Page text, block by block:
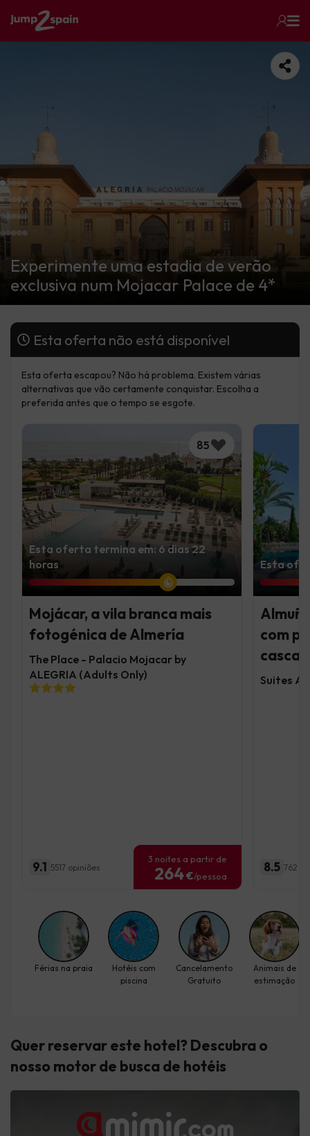
Experimente uma estadia de verão
exclusiva num Mojacar Palace de 4*
Esta oferta não está disponível
Esta oferta escapou? Não há problema. Existem várias
alternativas que vão certamente conquistar. Escolha a
preferida antes que o tempo se esgote.
85
Esta oferta termina em: 6 dias 22
horas
Mojácar, a vila branca mais
fotogénica de Almería
The Place - Palacio Mojacar by
ALEGRIA (Adults Only)
9.1 5517 opiniões
3 noites a partir de
264€/pessoa
Esta
com
Suites
8.5 762
Férias na praia
Hotéis com
piscina
Cancelamento
Gratuito
Animais de
estimação
Quer reservar este hotel? Descubra o
nosso motor de busca de hotéis